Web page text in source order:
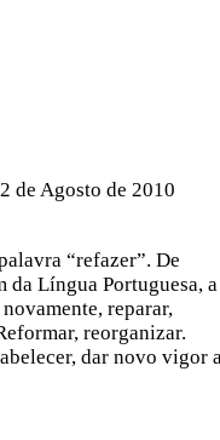
de Agosto de 2010
“refazer”. De
Língua Portuguesa, a
reparar,
reorganizar.
dar novo vigor